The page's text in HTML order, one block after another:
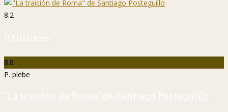
8.2
P. Hislibris
8.8
P. plebe
"La traición de Roma" de Santiago Posteguillo